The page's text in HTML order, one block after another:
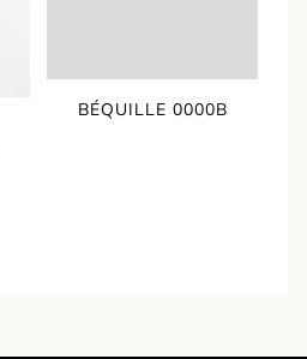
BÉQUILLE 0000B